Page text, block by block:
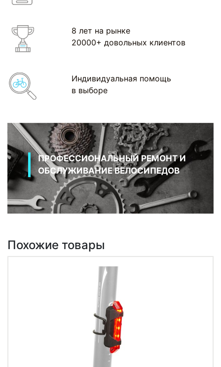
8 лет на рынке
20000+ довольных клиентов
Индивидуальная помощь
в выборе
ПРОФЕССИОНАЛЬНЫЙ РЕМОНТ И
ОБСЛУЖИВАНИЕ ВЕЛОСИПЕДОВ
Похожие товары